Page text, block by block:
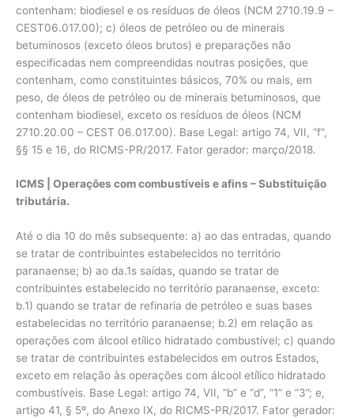
contenham: biodiesel e os resíduos de óleos (NCM 2710.19.9 –
CEST06.017.00); c) óleos de petróleo ou de minerais
betuminosos (exceto óleos brutos) e preparações não
especificadas nem compreendidas noutras posições, que
contenham, como constituintes básicos, 70% ou mais, em
peso, de óleos de petróleo ou de minerais betuminosos, que
contenham biodiesel, exceto os resíduos de óleos (NCM
2710.20.00 – CEST 06.017.00). Base Legal: artigo 74, VII, “f”,
§§ 15 e 16, do RICMS-PR/2017. Fator gerador: março/2018.
ICMS | Operações com combustíveis e afins – Substituição
tributária.
Até o dia 10 do mês subsequente: a) ao das entradas, quando
se tratar de contribuintes estabelecidos no território
paranaense; b) ao da.1s saídas, quando se tratar de
contribuintes estabelecido no território paranaense, exceto:
b.1) quando se tratar de refinaria de petróleo e suas bases
estabelecidas no território paranaense; b.2) em relação as
operações com álcool etílico hidratado combustível; c) quando
se tratar de contribuintes estabelecidos em outros Estados,
exceto em relação às operações com álcool etílico hidratado
combustíveis. Base Legal: artigo 74, VII, “b” e “d”, “1” e “3”; e,
artigo 41, § 5º, do Anexo IX, do RICMS-PR/2017. Fator gerador: